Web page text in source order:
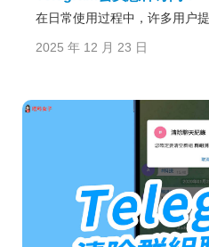
在日常使用过程中，许多用户提
2025 年 12 月 23 日